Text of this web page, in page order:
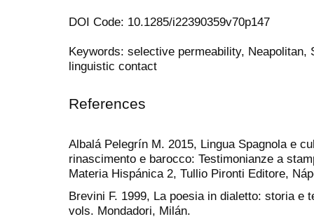
DOI Code: 10.1285/i22390359v70p147
Keywords: selective permeability,
linguistic contact
References
Albalá Pelegrín M. 2015, Lingua Spagnola e
rinascimento e barocco: Testimonianze a
Materia Hispánica 2, Tullio Pironti Editore,
Brevini F. 1999, La poesia in dialetto: storia e
vols. Mondadori, Milán.